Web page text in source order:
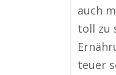
auch
toll zu
teuer